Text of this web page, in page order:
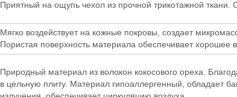
Приятный на ощупь чехол из прочной трикотажной ткани.
Мягко воздействует на кожные покровы, создает
Пористая поверхность материала обеспечивает хорошее
Природный материал из волокон кокосового ореха.
в цельную плиту. Материал гипоаллергенный, обладает